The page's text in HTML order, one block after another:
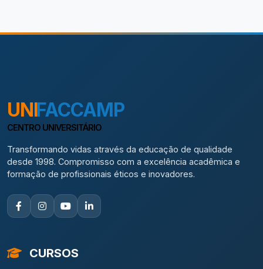
UNIFACCAMP
CENTRO UNIVERSITÁRIO
Transformando vidas através da educação de qualidade
desde 1998. Compromisso com a excelência acadêmica e
formação de profissionais éticos e inovadores.
CURSOS